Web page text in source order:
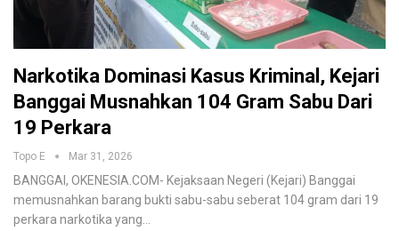
Narkotika Dominasi Kasus Kriminal, Kejari
Banggai Musnahkan 104 Gram Sabu Dari
19 Perkara
Topo E Mar 31, 2026
BANGGAI, OKENESIA.COM- Kejaksaan Negeri (Kejari) Banggai
memusnahkan barang bukti sabu-sabu seberat 104 gram dari 19
perkara narkotika yang…